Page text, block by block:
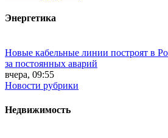
Энергетика
Новые кабельные линии построят в
за постоянных аварий
вчера, 09:55
Новости рубрики
Недвижимость